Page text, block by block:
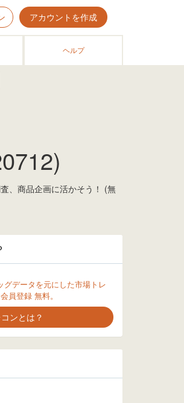
アカウントを作成
ヘルプ
、商品企画に活かそう！ (無
グデータを元にした市場トレ
員登録 無料。
ンとは？